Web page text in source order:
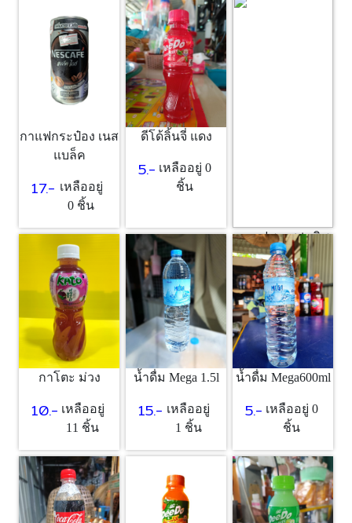
กาแฟกระป๋อง เนส
แบล็ค
17.- เหลืออยู่
0 ชิ้น
ดีโด้ลิ้นจี่ แดง
5.- เหลืออยู่ 0
ชิ้น
กาแฟซอง trio ริช
แดง
5.- เหลืออยู่ 0
ชิ้น
กาโตะ ม่วง
10.- เหลืออยู่
11 ชิ้น
น้ำดื่ม Mega 1.5l
15.- เหลืออยู่
1 ชิ้น
น้ำดื่ม Mega600ml
5.- เหลืออยู่ 0
ชิ้น